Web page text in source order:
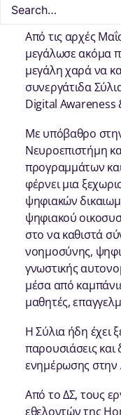
Από τις αρχές
μεγάλωσε ακόμα
μεγάλη χαρά να
συνεργάτιδα
Digital Awareness
Με υπόβαθρο
Νευροεπιστήμη
προγραμμάτων
φέρνει μια
ψηφιακών
ψηφιακού
στο να καθιστά
νοημοσύνης,
γνωστικής
μέσα από
μαθητές,
H Σύλια ήδη έχει
παρουσιάσεις και
ενημέρωσης στην
Από το ΔΣ, τους
εθελοντών της